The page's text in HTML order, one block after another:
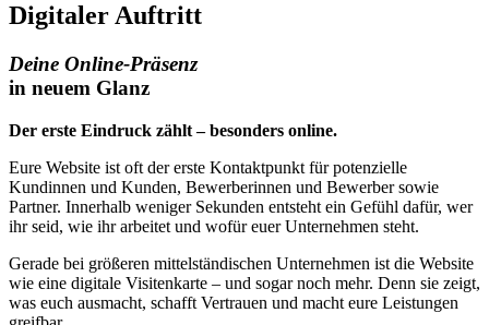
Digitaler Auftritt
Deine Online-Präsenz
in neuem Glanz
Der erste Eindruck zählt – besonders online.
Eure Website ist oft der erste Kontaktpunkt für potenzielle
Kundinnen und Kunden, Bewerberinnen und Bewerber sowie
Partner. Innerhalb weniger Sekunden entsteht ein Gefühl dafür, wer
ihr seid, wie ihr arbeitet und wofür euer Unternehmen steht.
Gerade bei größeren mittelständischen Unternehmen ist die Website
wie eine digitale Visitenkarte – und sogar noch mehr. Denn sie zeigt,
was euch ausmacht, schafft Vertrauen und macht eure Leistungen